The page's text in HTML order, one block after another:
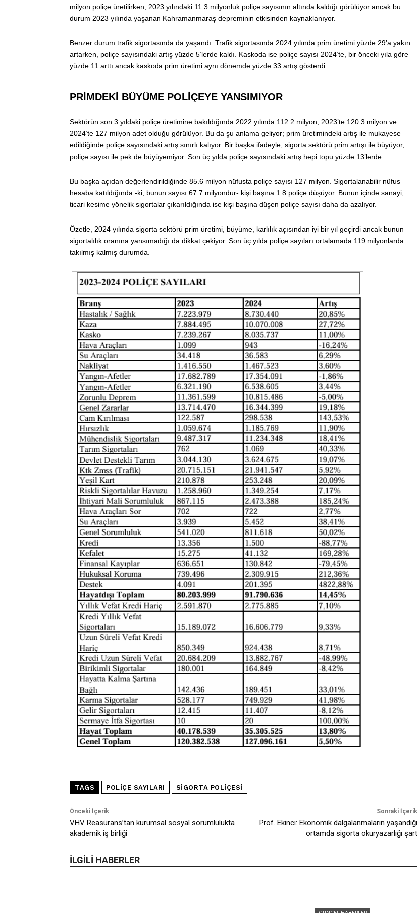
milyon poliçe üretilirken, 2023 yılındaki 11.3 milyonluk poliçe sayısının altında kaldığı görülüyor ancak bu
durum 2023 yılında yaşanan Kahramanmaraş depreminin etkisinden kaynaklanıyor.
Benzer durum trafik sigortasında da yaşandı. Trafik sigortasında 2024 yılında prim üretimi yüzde 29’a yakın
artarken, poliçe sayısındaki artış yüzde 5’lerde kaldı. Kaskoda ise poliçe sayısı 2024’te, bir önceki yıla göre
yüzde 11 arttı ancak kaskoda prim üretimi aynı dönemde yüzde 33 artış gösterdi.
PRİMDEKİ BÜYÜME POLİÇEYE YANSIMIYOR
Sektörün son 3 yıldaki poliçe üretimine bakıldığında 2022 yılında 112.2 milyon, 2023’te 120.3 milyon ve
2024’te 127 milyon adet olduğu görülüyor. Bu da şu anlama geliyor; prim üretimindeki artış ile mukayese
edildiğinde poliçe sayısındaki artış sınırlı kalıyor. Bir başka ifadeyle, sigorta sektörü prim artışı ile büyüyor,
poliçe sayısı ile pek de büyüyemiyor. Son üç yılda poliçe sayısındaki artış hepi topu yüzde 13’lerde.
Bu başka açıdan değerlendirildiğinde 85.6 milyon nüfusta poliçe sayısı 127 milyon. Sigortalanabilir nüfus
hesaba katıldığında -ki, bunun sayısı 67.7 milyondur- kişi başına 1.8 poliçe düşüyor. Bunun içinde sanayi,
ticari kesime yönelik sigortalar çıkarıldığında ise kişi başına düşen poliçe sayısı daha da azalıyor.
Özetle, 2024 yılında sigorta sektörü prim üretimi, büyüme, karlılık açısından iyi bir yıl geçirdi ancak bunun
sigortalılık oranına yansımadığı da dikkat çekiyor. Son üç yılda poliçe sayıları ortalamada 119 milyonlarda
takılmış kalmış durumda.
TAGS POLIÇE SAYILARI SIGORTA POLIÇESI
Önceki İçerik
VHV Reasürans’tan kurumsal sosyal sorumlulukta
akademik iş birliği
Sonraki İçerik
Prof. Ekinci: Ekonomik dalgalanmaların yaşandığı
ortamda sigorta okuryazarlığı şart
İLGİLİ HABERLER